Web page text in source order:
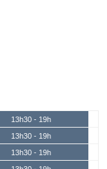
13h30 - 19h
13h30 - 19h
13h30 - 19h